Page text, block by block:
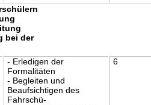
bei der
- Erledigen der
Formalitäten
- Begleiten und
Beaufsichtigen des
Fahrschü-
6